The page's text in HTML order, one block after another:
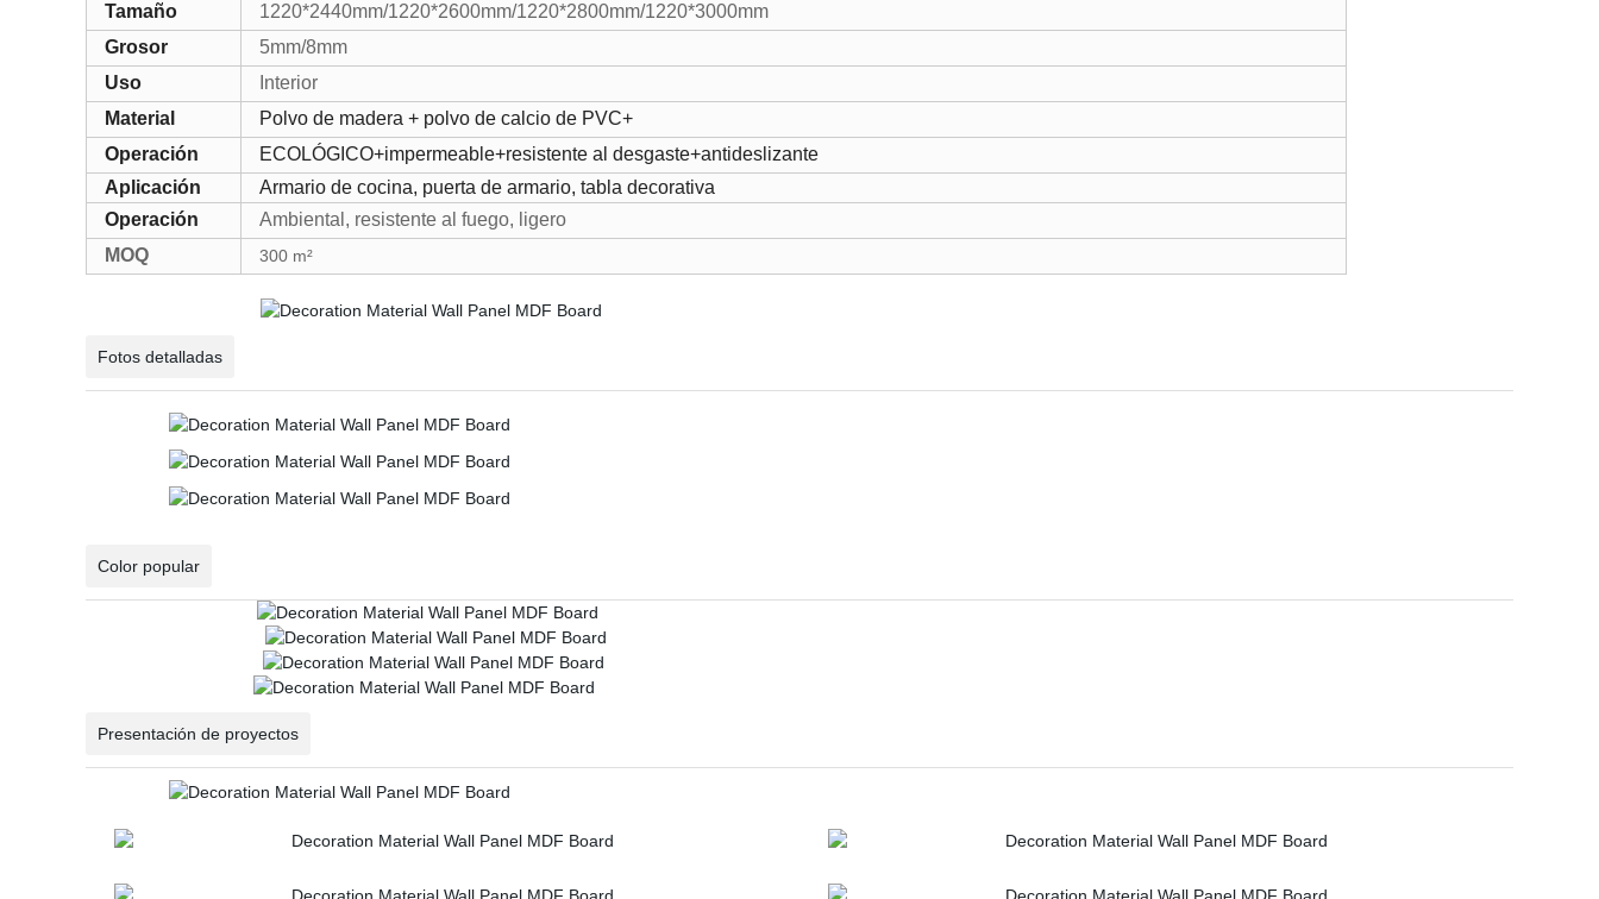
Tamaño
1220*2440mm/1220*2600mm/1220*2800mm/1220*3000mm
Grosor
5mm/8mm
Uso
Interior
Material
Polvo de madera + polvo de calcio de PVC+
Operación
ECOLÓGICO+impermeable+resistente al desgaste+antideslizante
Aplicación
Armario de cocina, puerta de armario, tabla decorativa
Operación
Ambiental, resistente al fuego, ligero
MOQ
300 m²
Fotos detalladas
Color popular
Presentación de proyectos